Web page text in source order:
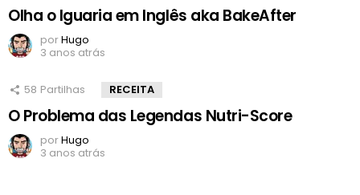
Olha o Iguaria em Inglês aka BakeAfter
porHugo
3 anos atrás
58 Partilhas RECEITA
O Problema das Legendas Nutri-Score
porHugo
3 anos atrás